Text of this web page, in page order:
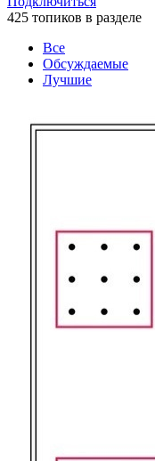
425 топиков в разделе
Все
Обсуждаемые
Лучшие